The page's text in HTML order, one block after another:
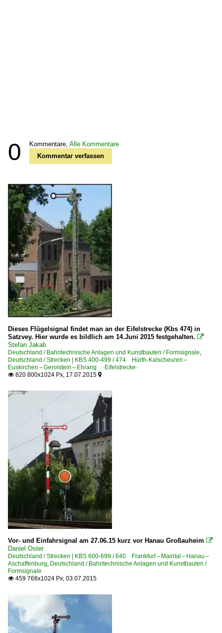
0 Kommentare, Alle Kommentare
Kommentar verfassen
Dieses Flügelsignal findet man an der Eifelstrecke (Kbs 474) in
Satzvey. Hier wurde es bildlich am 14.Juni 2015 festgehalten. 
Stefan Jakab
Deutschland / Bahntechnische Anlagen und Kunstbauten / Formsignale,
Deutschland / Strecken | KBS 400-499 / 474 Hürth-Kalscheuren –
Euskirchen – Gerolstein – Ehrang ·Eifelstrecke·
 820 800x1024 Px, 17.07.2015 
Vor- und Einfahrsignal am 27.06.15 kurz vor Hanau Großauheim 
Daniel Oster
Deutschland / Strecken | KBS 600-699 / 640 Frankfurt – Maintal – Hanau –
Aschaffenburg, Deutschland / Bahntechnische Anlagen und Kunstbauten /
Formsignale
 459 768x1024 Px, 03.07.2015